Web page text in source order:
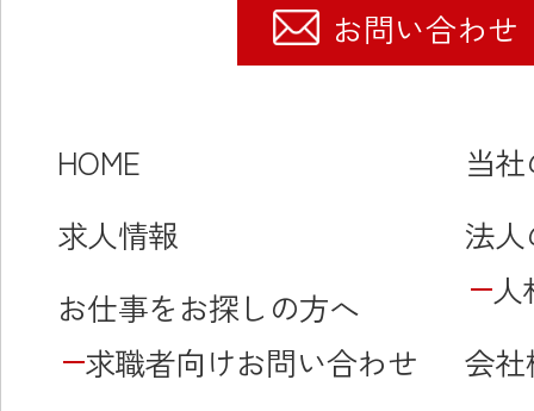
お問い合わせ
HOME
求人情報
お仕事をお探しの方へ
求職者向けお問い合わせ
当
法
会